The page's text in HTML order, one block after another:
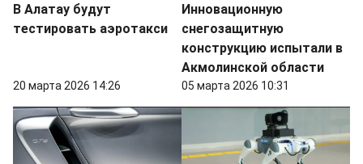
В Алатау будут
тестировать аэротакси
20 марта 2026 14:26
Инновационную
снегозащитную
конструкцию испытали в
Акмолинской области
05 марта 2026 10:31